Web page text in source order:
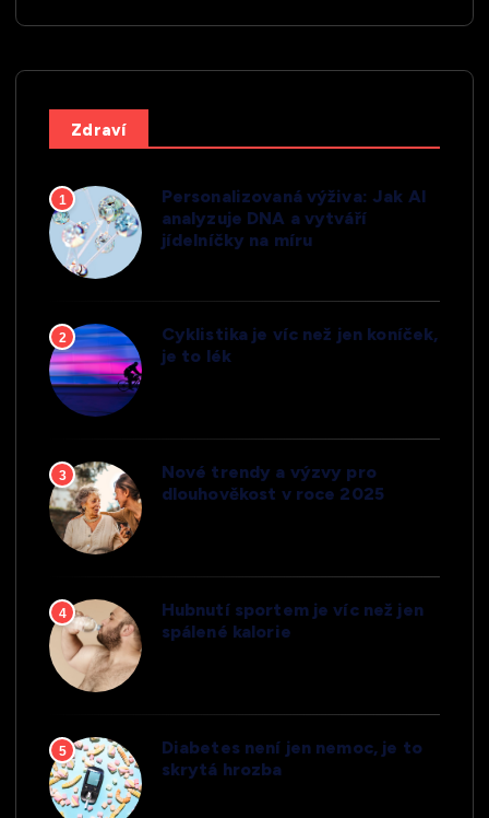
Zdraví
1
Personalizovaná výživa: Jak AI
analyzuje DNA a vytváří
jídelníčky na míru
2
Cyklistika je víc než jen koníček,
je to lék
3
Nové trendy a výzvy pro
dlouhověkost v roce 2025
4
Hubnutí sportem je víc než jen
spálené kalorie
5
Diabetes není jen nemoc, je to
skrytá hrozba